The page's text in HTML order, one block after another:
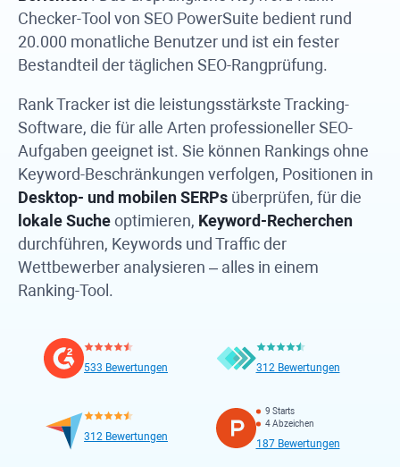
Checker-Tool von SEO PowerSuite bedient rund
20.000 monatliche Benutzer und ist ein fester
Bestandteil der täglichen SEO-Rangprüfung.
Rank Tracker ist die leistungsstärkste Tracking-
Software, die für alle Arten professioneller SEO-
Aufgaben geeignet ist. Sie können Rankings ohne
Keyword-Beschränkungen verfolgen, Positionen in
Desktop- und mobilen SERPs überprüfen, für die
lokale Sucheoptimieren, Keyword-Recherchen
durchführen, Keywords und Traffic der
Wettbewerber analysieren – alles in einem
Ranking-Tool.
533 Bewertungen 312 Bewertungen
312 Bewertungen
9 Starts
4 Abzeichen
187 Bewertungen